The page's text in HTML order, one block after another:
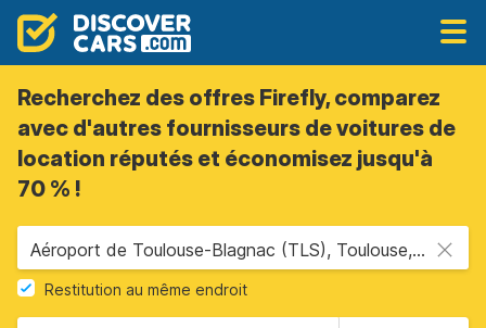
Recherchez des offres Firefly, comparez
avec d'autres fournisseurs de voitures de
location réputés et économisez jusqu'à
70 % !
Aéroport de Toulouse-Blagnac (TLS), Toulouse, France
Restitution au même endroit